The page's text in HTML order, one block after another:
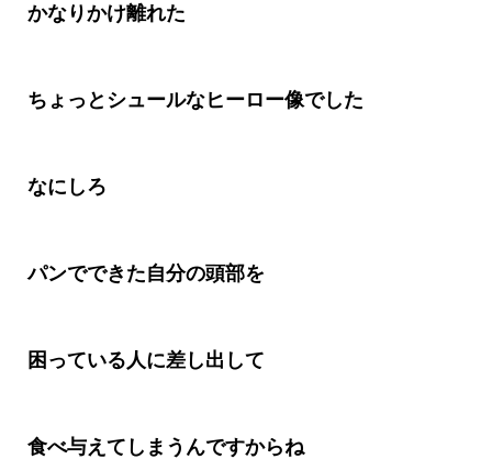
かなりかけ離れた
ちょっとシュールなヒーロー像でした
なにしろ
パンでできた自分の頭部を
困っている人に差し出して
食べ与えてしまうんですからね